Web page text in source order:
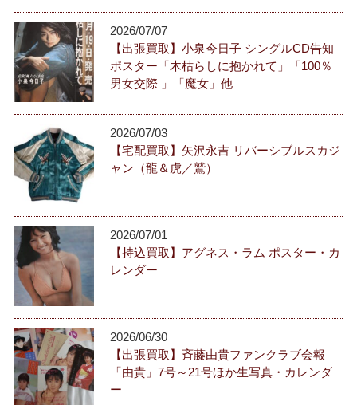
2026/07/07
【出張買取】小泉今日子 シングルCD告知
ポスター「木枯らしに抱かれて」「100％
男女交際 」「魔女」他
2026/07/03
【宅配買取】矢沢永吉 リバーシブルスカジ
ャン（龍＆虎／鷲）
2026/07/01
【持込買取】アグネス・ラム ポスター・カ
レンダー
2026/06/30
【出張買取】斉藤由貴ファンクラブ会報
「由貴」7号～21号ほか生写真・カレンダ
ー